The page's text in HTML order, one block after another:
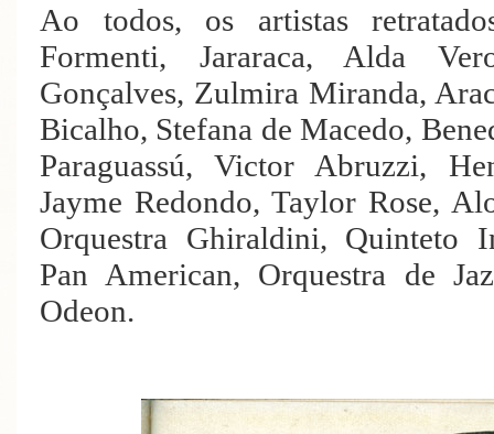
Ao todos, os artistas
Formenti, Jararaca, Alda
Gonçalves, Zulmira Miranda,
Bicalho, Stefana de Macedo,
Paraguassú, Victor Abruzzi,
Jayme Redondo, Taylor Rose,
Orquestra Ghiraldini, Quinteto
Pan American, Orquestra de
Odeon.